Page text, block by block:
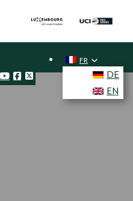
FR
DE
EN